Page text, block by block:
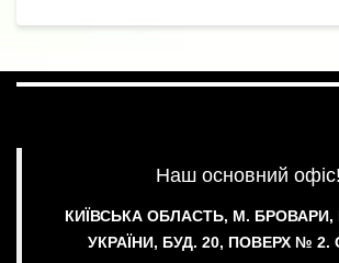
Наш основний офіс!
КИЇВСЬКА ОБЛАСТЬ, М. БРОВАРИ,
УКРАЇНИ, БУД. 20, ПОВЕРХ № 2.